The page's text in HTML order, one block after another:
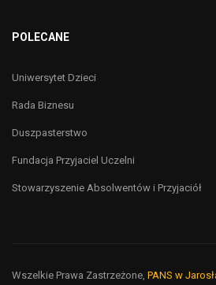
POLECANE
Uniwersytet Dzieci
Rada Biznesu
Duszpasterstwo
Fundacja Przyjaciel Uczelni
Stowarzyszenie Absolwentów i Przyjaciół
Wszelkie Prawa Zastrzeżone, PANS w